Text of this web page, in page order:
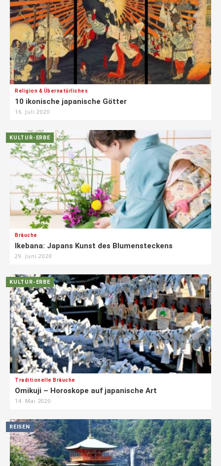
Religion & Übernatürliches
10 ikonische japanische Götter
16. Juli 2020
KULTUR-ERBE
Bräuche
Ikebana: Japans Kunst des Blumensteckens
29. Juni 2020
KULTUR-ERBE
Traditionelle Bräuche
Omikuji – Horoskope auf japanische Art
14. Mai 2020
REISEN